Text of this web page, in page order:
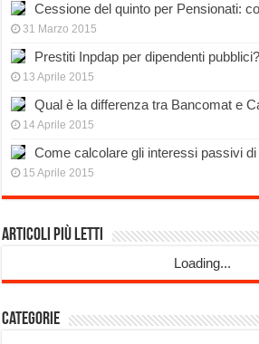
Cessione del quinto per Pensionati:
31 Marzo 2015
Prestiti Inpdap per dipendenti pubblici?
13 Aprile 2015
Qual è la differenza tra Bancomat e
14 Aprile 2015
Come calcolare gli interessi passivi
15 Aprile 2015
Articoli più Letti
Loading...
Categorie